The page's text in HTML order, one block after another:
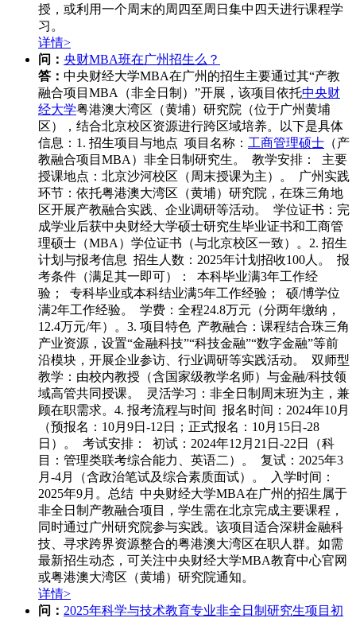
授，或利用一个周末的周四至周日集中四天进行课程学
习。
详情>
问： 央财MBA班在广州招生么？
答： 中央财经大学MBA在广州的招生主要通过其“产教
融合项目MBA（非全日制）”开展，该项目依托中央财
经大学粤港澳大湾区（黄埔）研究院（位于广州黄埔
区），结合北京校区资源进行跨区域培养。以下是具体
信息：1. 招生项目与地点 项目名称： 工商管理硕士 （产
教融合项目MBA）非全日制研究生。 教学安排： 主要
授课地点：北京沙河校区（周末授课为主）。 广州实践
环节：依托粤港澳大湾区（黄埔）研究院，在珠三角地
区开展产教融合实践、企业调研等活动。 学位证书：完
成学业后获中央财经大学硕士研究生毕业证书和工商管
理硕士（MBA）学位证书（与北京校区一致）。2. 招生
计划与报考信息 招生人数：2025年计划招收100人。 报
考条件（满足其一即可）： 本科毕业满3年工作经
验； 专科毕业或本科结业满5年工作经验； 硕/博学位
满2年工作经验。 学费：全程24.8万元（分两年缴纳，
12.4万元/年）。3. 项目特色 产教融合：课程结合珠三角
产业资源，设置“金融科技”“科技金融”“数字金融”等前
沿模块，开展企业参访、行业调研等实践活动。 双师型
教学：由校内教授（含国家级教学名师）与金融/科技领
域高管共同授课。 灵活学习：非全日制周末班为主，兼
顾在职需求。4. 报考流程与时间 报名时间：2024年10月
（预报名：10月9日-12日；正式报名：10月15日-28
日）。 考试安排： 初试：2024年12月21日-22日（科
目：管理类联考综合能力、英语二）。 复试：2025年3
月-4月（含政治笔试及综合素质面试）。 入学时间：
2025年9月。总结 中央财经大学MBA在广州的招生属于
非全日制产教融合项目，学生需在北京完成主要课程，
同时通过广州研究院参与实践。该项目适合深耕金融科
技、寻求跨界资源整合的粤港澳大湾区在职人群。如需
最新招生动态，可关注中央财经大学MBA教育中心官网
或粤港澳大湾区（黄埔）研究院通知。
详情>
问： 2025年科学与技术教育专业非全日制研究生项目初